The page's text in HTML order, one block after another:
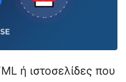
ή ιστοσελίδες που